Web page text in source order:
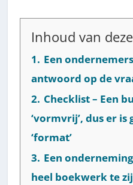
Inhoud van
1. Een
antwoord op de
2. Checklist – Een
‘vormvrij’, dus er is
‘format’
3. Een
heel boekwerk te